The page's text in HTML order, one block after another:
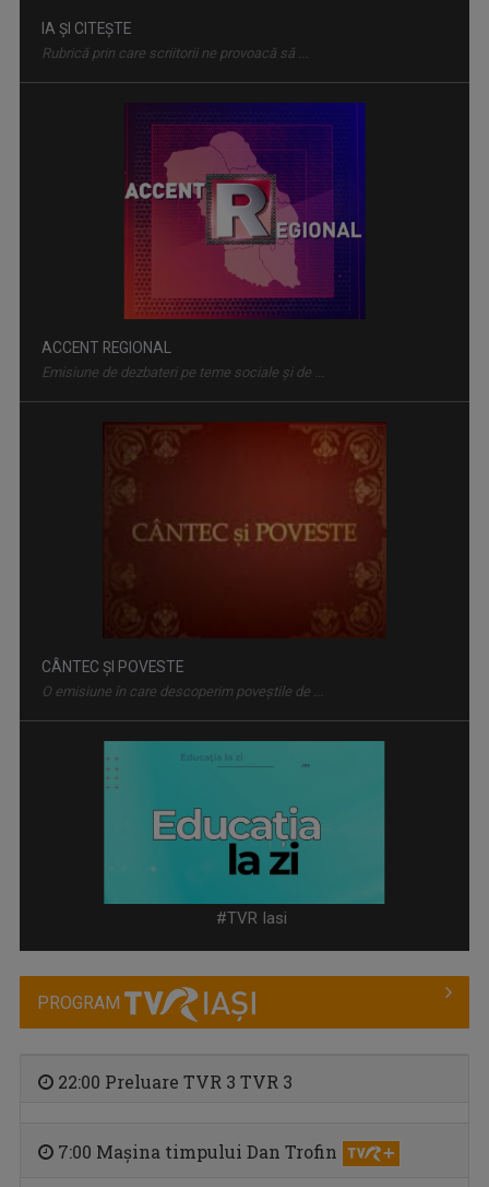
ACCENT REGIONAL
Emisiune de dezbateri pe teme sociale și de ...
CÂNTEC ȘI POVESTE
Dezbatere pe subiecte din învățământul ...
#TVR Iasi
PROGRAM
22:00 Preluare TVR 3 TVR 3
7:00 Mașina timpului Dan Trofin